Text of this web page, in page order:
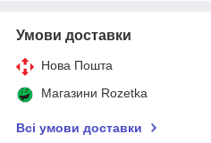
Умови доставки
Нова Пошта
Магазини Rozetka
Всі умови доставки